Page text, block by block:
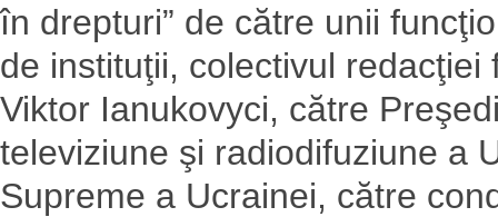
în drepturi” de către unii
de instituţii, colectivul
Viktor Ianukovyci, către
televiziune şi radiodifuziune a
Supreme a Ucrainei, către